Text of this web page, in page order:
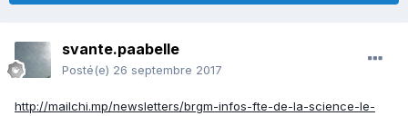
svante.paabelle
Posté(e) 26 septembre 2017
http://mailchi.mp/newsletters/brgm-infos-fte-de-la-science-le-